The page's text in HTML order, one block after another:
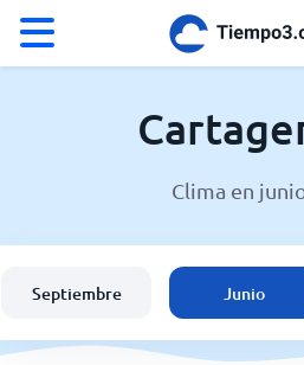
El clima en Cartagena
España
Clima en
Septiembre Junio